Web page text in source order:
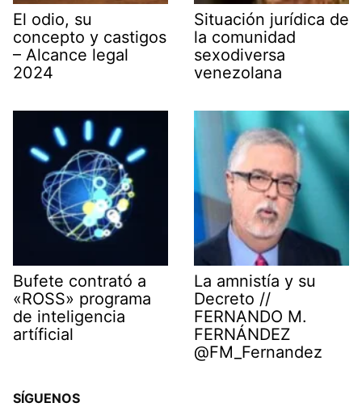
El odio, su
concepto y castigos
– Alcance legal
2024
Situación jurídica de
la comunidad
sexodiversa
venezolana
Bufete contrató a
«ROSS» programa
de inteligencia
artíficial
La amnistía y su
Decreto //
FERNANDO M.
FERNÁNDEZ
@FM_Fernandez
SÍGUENOS